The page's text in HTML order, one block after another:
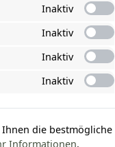
Inaktiv
Inaktiv
Inaktiv
Inaktiv
Ihnen die bestmögliche
Informationen.